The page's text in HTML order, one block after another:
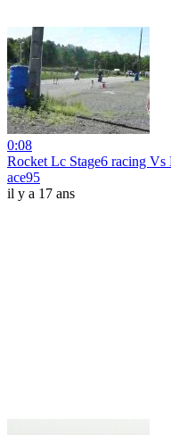
0:08
Rocket Lc Stage6 racing Vs
ace95
il y a 17 ans